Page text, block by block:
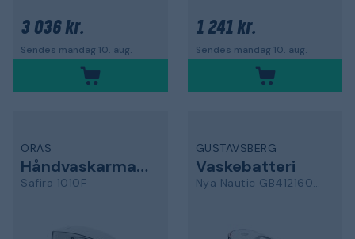
3 036 kr.
Sendes mandag 10. aug.
1 241 kr.
Sendes mandag 10. aug.
ORAS
Håndvaskarmatur
Safira 1010F
GUSTAVSBERG
Vaskebatteri
Nya Nautic GB41216047